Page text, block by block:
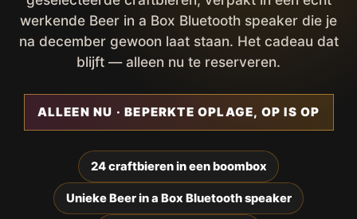
werkende Beer in a Box Bluetooth speaker die je
na december gewoon laat staan. Het cadeau dat
blijft — alleen nu te reserveren.
ALLEEN NU · BEPERKTE OPLAGE, OP IS OP
24 craftbieren in een boombox
Unieke Beer in a Box Bluetooth speaker